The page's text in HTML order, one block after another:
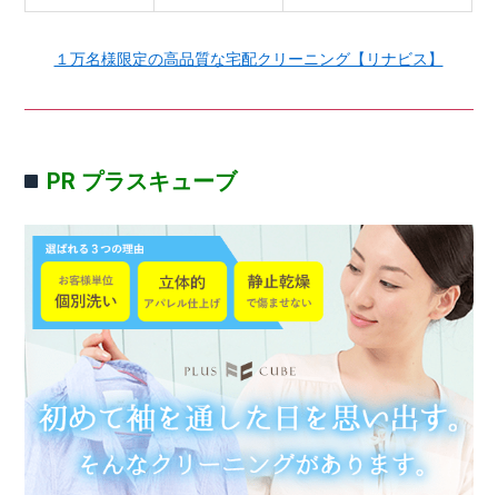
１万名様限定の高品質な宅配クリーニング【リナビス】
PR プラスキューブ